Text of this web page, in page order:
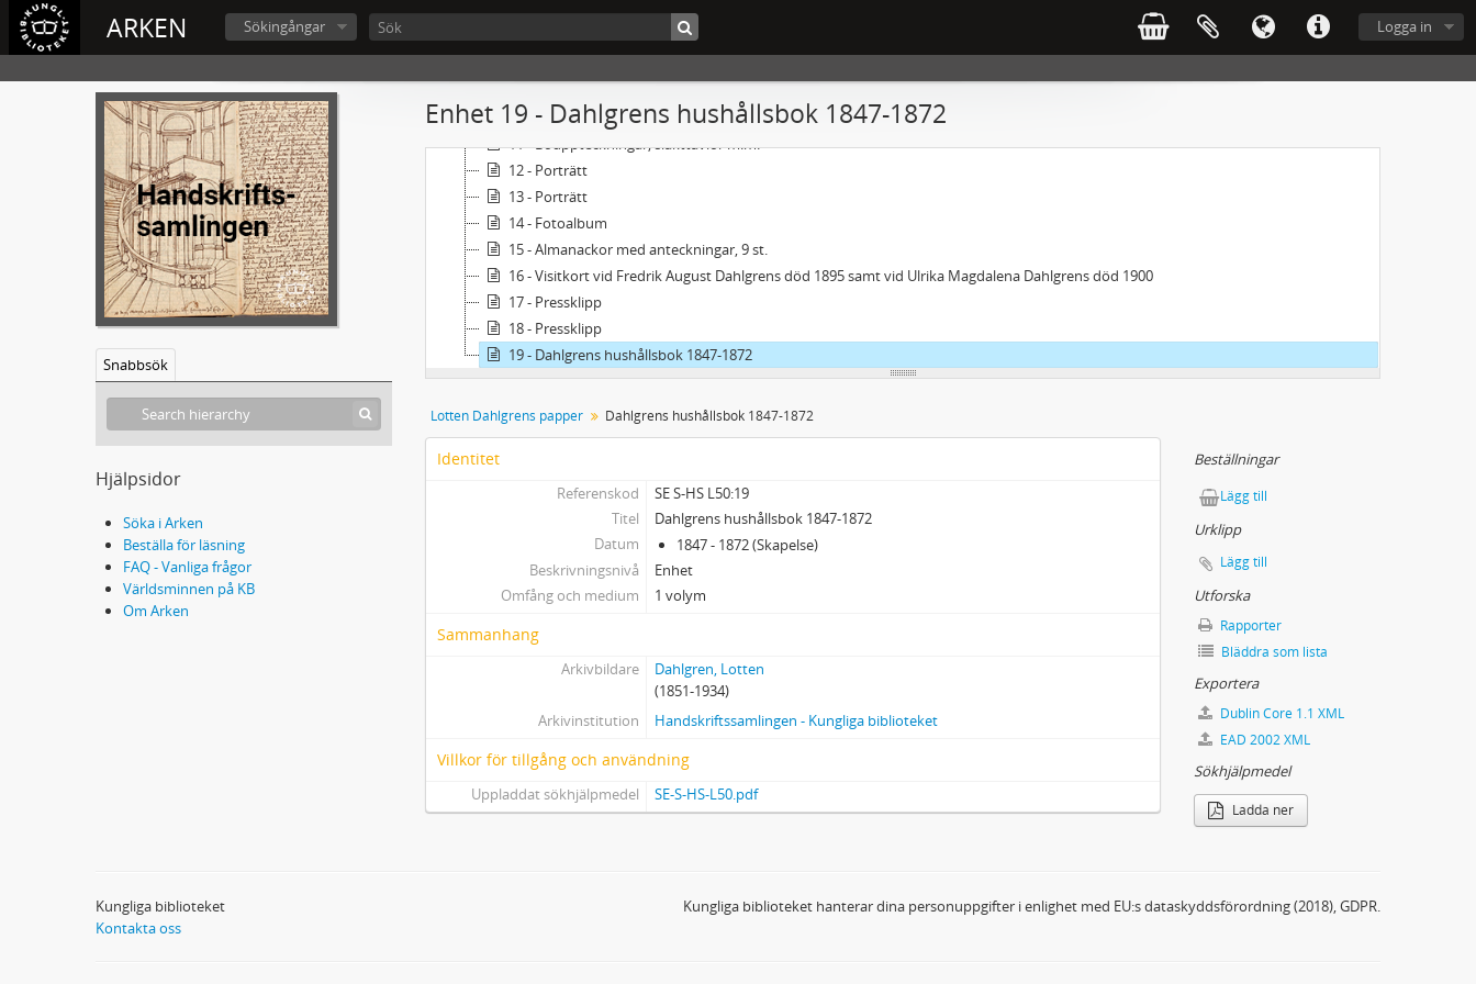
ARKEN Logga in
Sökingångar
Snabbsök
Hjälpsidor
Söka i Arken
Beställa för läsning
FAQ - Vanliga frågor
Världsminnen på KB
Om Arken
Enhet 19 - Dahlgrens hushållsbok 1847-1872
6 - Biographica: Hellhoff - Ödberg
7 - Brev till Lotten Dahlgren.
10 - Testamenten, kondoleansbrev m.m.
11 - Bouppteckningar, släkttavlor m.m.
12 - Porträtt
13 - Porträtt
14 - Fotoalbum
15 - Almanackor med anteckningar, 9 st.
16 - Visitkort vid Fredrik August Dahlgrens död 1895 samt vid Ulrika Magdalena Dahlgrens död 1900
17 - Pressklipp
18 - Pressklipp
19 - Dahlgrens hushållsbok 1847-1872
Lotten Dahlgrens papper Dahlgrens hushållsbok 1847-1872
Identitet
Referenskod
SE S-HS L50:19
Titel
Dahlgrens hushållsbok 1847-1872
Datum
1847 - 1872 (Skapelse)
Beskrivningsnivå
Enhet
Omfång och medium
1 volym
Sammanhang
Arkivbildare
Dahlgren, Lotten
(1851-1934)
Arkivinstitution
Handskriftssamlingen - Kungliga biblioteket
Villkor för tillgång och användning
Uppladdat sökhjälpmedel SE-S-HS-L50.pdf
Beställningar
Lägg till
Urklipp
Lägg till
Utforska
Rapporter
Bläddra som lista
Exportera
Dublin Core 1.1 XML
EAD 2002 XML
Sökhjälpmedel
Ladda ner
Kungliga biblioteket
Kontakta oss
Kungliga biblioteket hanterar dina personuppgifter i enlighet med EU:s dataskyddsförordning (2018), GDPR.